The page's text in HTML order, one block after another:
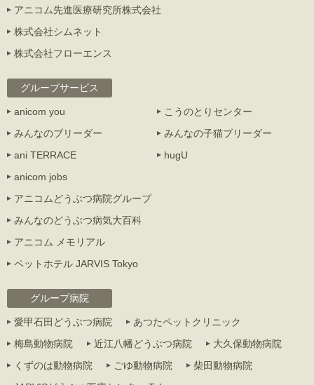
アニコム先進医療研究所株式会社
株式会社シムネット
株式会社フローエンス
グループサービス
anicom you
こうのとりセンター
みんなのブリーダー
みんなの子猫ブリーダー
ani TERRACE
hugU
anicom jobs
アニコムどうぶつ病院グループ
みんなのどうぶつ病気大百科
アニコム メモリアル
ペットホテル JARVIS Tokyo
グループ病院
愛甲石田どうぶつ病院
あつたペットクリニック
梅島動物病院
近江八幡どうぶつ病院
大久保動物病院
くずのは動物病院
ごゆ動物病院
柴田動物病院